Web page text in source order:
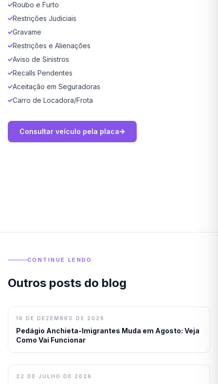
Roubo e Furto
Restrições Judiciais
Gravame
Restrições e Alienações
Aviso de Sinistros
Recalls Pendentes
Aceitação em Seguradoras
Carro de Locadora/Frota
Consultar veículo pela placa
CONTINUE LENDO
Outros posts do blog
16 DE DEZEMBRO DE 2026
Pedágio Anchieta-Imigrantes Muda em Agosto: Veja
Como Vai Funcionar
22 DE JULHO DE 2026